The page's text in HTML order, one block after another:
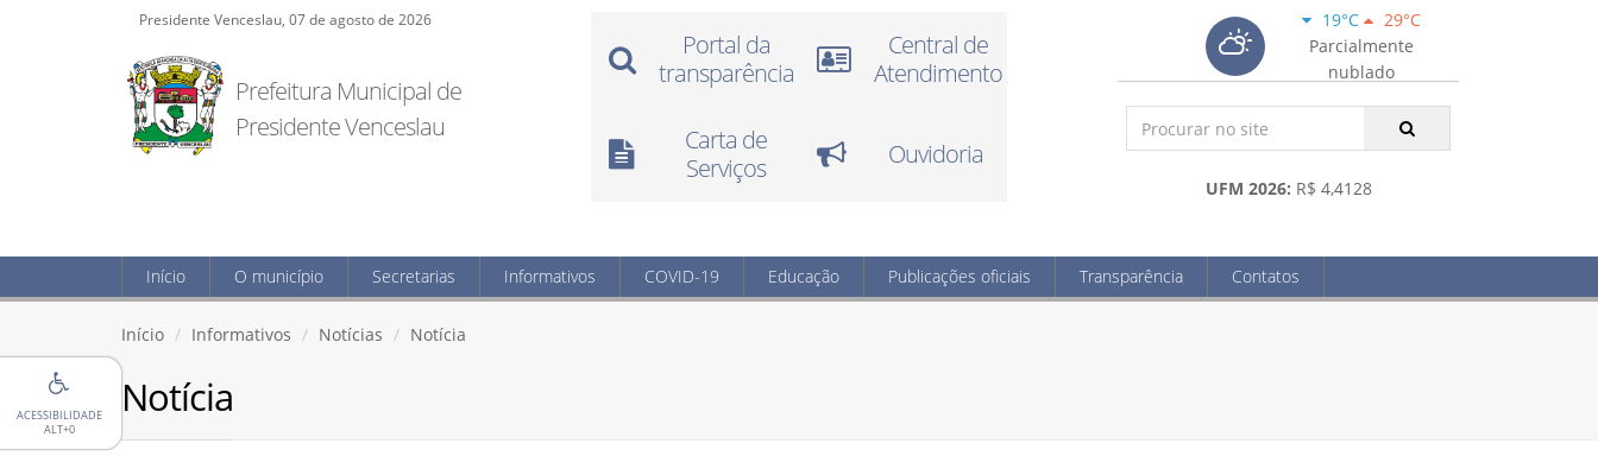
ACESSIBILIDADE
ALT+0
Presidente Venceslau, 07 de agosto de 2026
Prefeitura Municipal de
Presidente Venceslau
Portal da
transparência
Central de
Atendimento
Carta de
Serviços
Ouvidoria
19°C
29°C
Parcialmente
nublado
UFM 2026: R$ 4,4128
Início O município Secretarias Informativos COVID-19 Educação Publicações oficiais Transparência Contatos
Início Informativos Notícias Notícia
Notícia